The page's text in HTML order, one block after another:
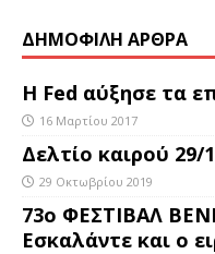
ΔΗΜΟΦΙΛΗ ΑΡΘΡΑ
Η Fed αύξησε τα
16 Μαρτίου 2017
Δελτίο καιρού 29/
29 Οκτωβρίου 2019
73ο ΦΕΣΤΙΒΑΛ
Εσκαλάντε και ο